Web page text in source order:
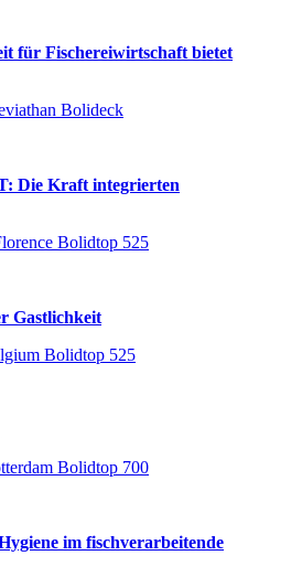
für Fischereiwirtschaft bietet
Die Kraft integrierten
Gastlichkeit
im fischverarbeitende